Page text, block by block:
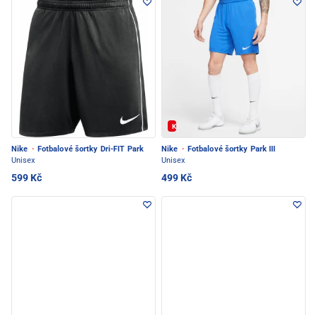
Nike · Fotbalové šortky Dri-FIT Park
Unisex
599 Kč
Kód: FOTBAL20
Nike · Fotbalové šortky Park III
Unisex
499 Kč